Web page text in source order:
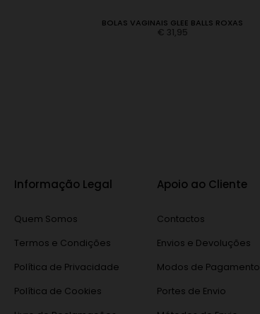
BOLAS VAGINAIS GLEE BALLS ROXAS
€ 31,95
Informação Legal
Quem Somos
Termos e Condições
Política de Privacidade
Política de Cookies
Apoio ao Cliente
Contactos
Envios e Devoluções
Modos de Pagamento
Portes de Envio